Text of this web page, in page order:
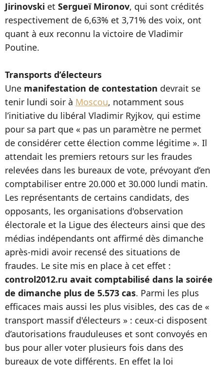
Jirinovski et Sergueï Mironov, qui sont crédités
respectivement de 6,63% et 3,71% des voix, ont
quant à eux reconnu la victoire de Vladimir
Poutine.
Transports d’électeurs
Une manifestation de contestation devrait se
tenir lundi soir à Moscou, notamment sous
l’initiative du libéral Vladimir Ryjkov, qui estime
pour sa part que « pas un paramètre ne permet
de considérer cette élection comme légitime ». Il
attendait les premiers retours sur les fraudes
relevées dans les bureaux de vote, prévoyant d’en
comptabiliser entre 20.000 et 30.000 lundi matin.
Les représentants de certains candidats, des
opposants, les organisations d'observation
électorale et la Ligue des électeurs ainsi que des
médias indépendants ont affirmé dès dimanche
après-midi avoir recensé des situations de
fraudes. Le site mis en place à cet effet :
control2012.ru avait comptabilisé dans la soirée
de dimanche plus de 5.573 cas. Parmi les plus
efficaces mais aussi les plus visibles, des cas de «
transport massif d'électeurs » : ceux-ci disposent
d’autorisations frauduleuses et sont convoyés en
bus pour aller voter plusieurs fois dans des
bureaux de vote différents. En effet la loi